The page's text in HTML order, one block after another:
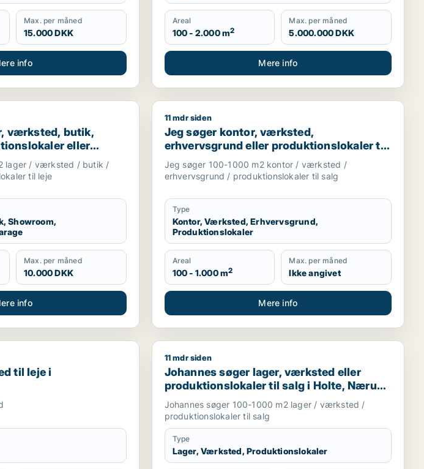
Max. per måned
15.000 DKK
info
Areal
100 - 2.000 m2
Max. per måned
5.000.000 DKK
Mere info
hotel, produktionslokaler eller garage til salg i Nordsjælland
butik, showroom, produktionslokaler eller garage til leje i Nordsjælland
værksted, butik,
eller
lager / værksted / butik /
til leje
Showroom,
Max. per måned
10.000 DKK
info
Jeg søger kontor, værksted, erhvervsgrund eller
11 mdr siden
Jeg søger kontor, værksted,
erhvervsgrund eller produktionslokaler til
salg i Storkøbenhavn
Jeg søger 100-1000 m2 kontor / værksted /
erhvervsgrund / produktionslokaler til salg
Type
Kontor, Værksted, Erhvervsgrund,
Produktionslokaler
Areal
100 - 1.000 m2
Max. per måned
Ikke angivet
Mere info
leje i Storkøbenhavn
til leje i
Johannes søger lager, værksted eller
11 mdr siden
Johannes søger lager, værksted eller
produktionslokaler til salg i Holte, Nærum
eller Skodsborg m.fl.
Johannes søger 100-1000 m2 lager / værksted /
produktionslokaler til salg
Type
Lager, Værksted, Produktionslokaler